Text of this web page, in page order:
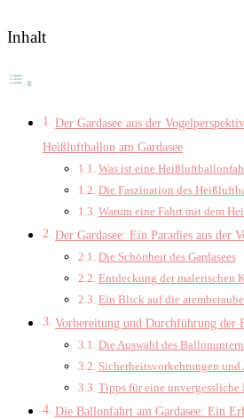
Inhalt
Der Gardasee aus der
Heißluftballon am Gardasee
Was ist eine
Die Faszination des
Warum eine Fahrt mit dem
Der Gardasee: Ein Paradies aus der
Die Schönheit des Gardasees
Entdeckung der malerischen
Ein Blick auf die
Vorbereitung und Durchführung der
Die Auswahl des
Sicherheitsvorkehrungen und
Tipps für eine
Die Ballonfahrt am Gardasee: Ein